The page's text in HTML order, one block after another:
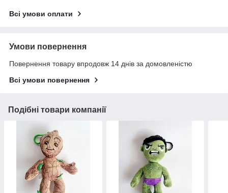
Всі умови оплати
Умови повернення
Повернення товару впродовж 14 днів за домовленістю
Всі умови повернення
Подібні товари компанії